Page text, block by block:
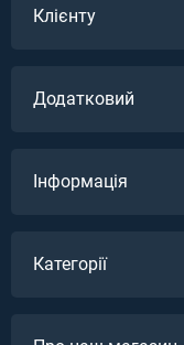
Клієнту
Додатковий
Інформація
Категорії